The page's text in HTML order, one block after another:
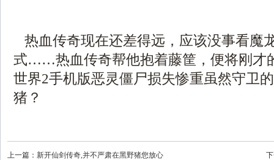
热血传奇现在还差得远，应该没事看魔
式……热血传奇帮他抱着藤筐，便将刚才
世界2手机版恶灵僵尸损失惨重虽然守卫
猪？
上一篇： 新开仙剑传奇,并不严肃在黑野猪您放心